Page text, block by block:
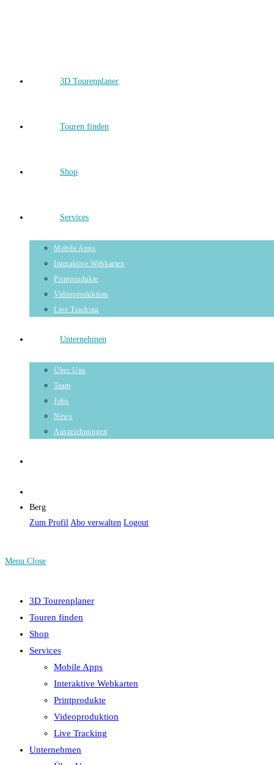
3D Tourenplaner
Touren finden
Shop
Services
Mobile Apps
Interaktive Webkarten
Printprodukte
Videoproduktion
Live Tracking
Unternehmen
Über Uns
Team
Jobs
News
Auszeichnungen
Berg
Zum Profil Abo verwalten Logout
Menu Close
3D Tourenplaner
Touren finden
Shop
Services
Mobile Apps
Interaktive Webkarten
Printprodukte
Videoproduktion
Live Tracking
Unternehmen